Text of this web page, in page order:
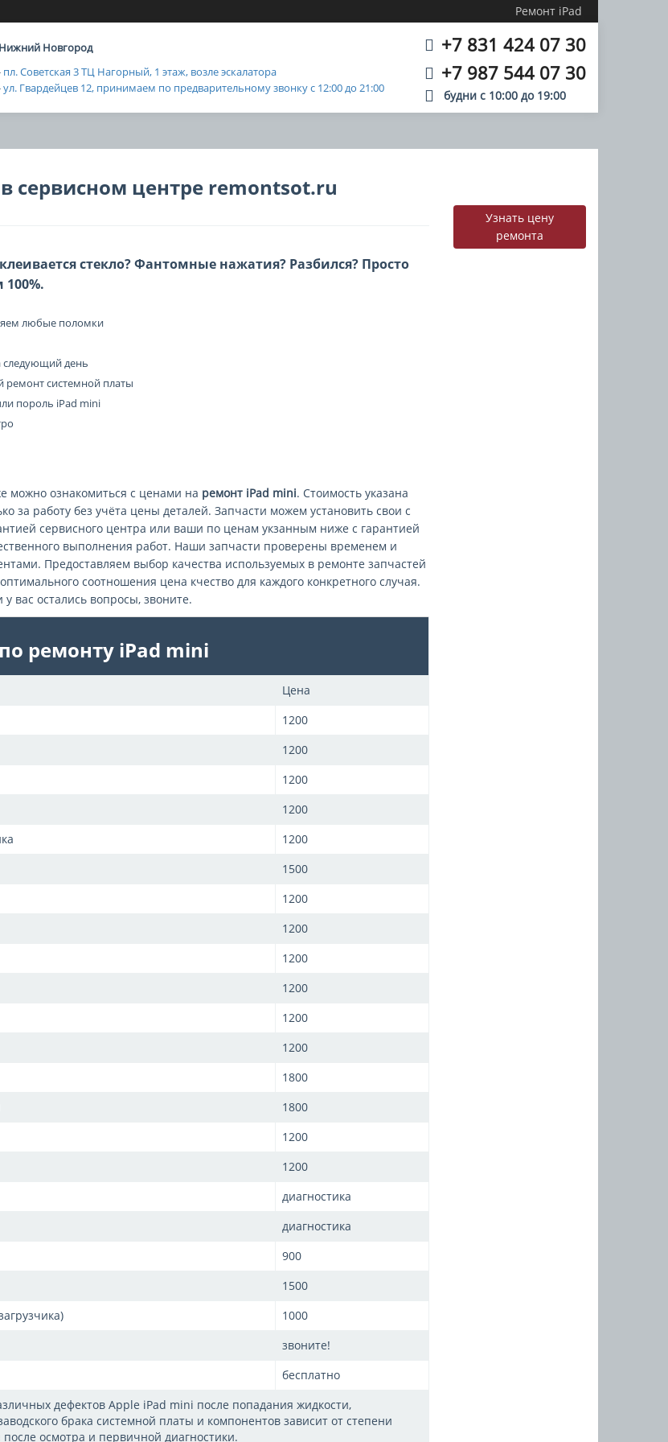
Ремонт iPad
Новгород
пл. Советская 3 ТЦ Нагорный, 1 этаж, возле эскалатора
ул. Гвардейцев 12, принимаем по предварительному звонку с 12:00 до 21:00
+7 831 424 07 30
+7 987 544 07 30
будни с 10:00 до 19:00
сервисном центре remontsot.ru
стекло? Фантомные нажатия? Разбился? Просто
любые поломки
следующий день
системной платы
пороль iPad mini
можно ознакомиться с ценами на ремонт iPad mini. Стоимость указана
за работу без учёта цены деталей. Запчасти можем установить свои с
сервисного центра или ваши по ценам укзанным ниже с гарантией
выполнения работ. Наши запчасти проверены временем и
Предоставляем выбор качества используемых в ремонте запчастей
соотношения цена кчество для каждого конкретного случая.
у вас остались вопросы, звоните.
ремонту iPad mini
Цена
1200
1200
1200
1200
1200
1500
1200
1200
1200
1200
1200
1200
1800
1800
1200
1200
диагностика
диагностика
900
1500
1000
звоните!
бесплатно
дефектов Apple iPad mini после попадания жидкости,
брака системной платы и компонентов зависит от степени
осмотра и первичной диагностики.
Узнать цену
ремонта